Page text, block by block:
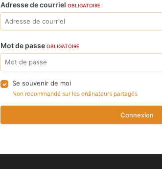
Adresse de courriel OBLIGATOIRE
Mot de passe OBLIGATOIRE
Se souvenir de moi
Non recommandé sur les ordinateurs partagés
Connexion